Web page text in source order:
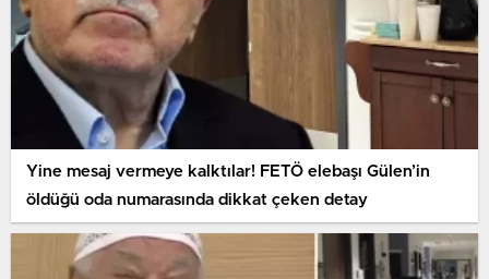
Yine mesaj vermeye kalktılar! FETÖ elebaşı Gülen’in
öldüğü oda numarasında dikkat çeken detay